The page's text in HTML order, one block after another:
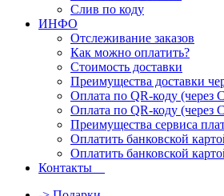
Слив по коду
ИНФО
Отслеживание заказов
Как можно оплатить?
Стоимость доставки
Преимущества доставки
Оплата по QR-коду
Оплата по QR-коду
Преимущества сервиса
Оплатить банковской
Оплатить банковской
Контакты